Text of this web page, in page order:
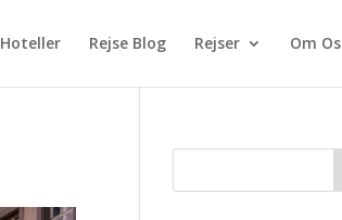
Hoteller Rejse Blog Rejser Om Os